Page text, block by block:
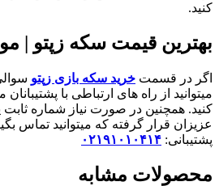
کنید.
بهترین قیمت سکه زپتو |
اگر در قسمت خرید سکه بازی زپتو
میتوانید از راه های ارتباطی با
کنید. همچنین در صورت نیاز شماره ثابت
عزیزان قرار گرفته که میتوانید تماس
پشتیبانی: ۰۲۱۹۱۰۱۰۴۱۴
محصولات مشابه